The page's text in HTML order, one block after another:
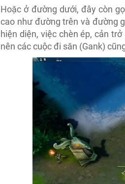
Hoặc ở đường dưới, đây còn
cao như đường trên và đường
hiện diện, việc chèn ép, cản
nên các cuộc đi săn (Gank)